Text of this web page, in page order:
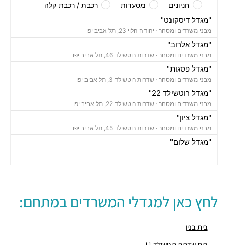
"מגדל דיסקונט"
מבני משרדים ומסחר · יהודה הלוי 23, תל אביב יפו
"מגדל אלרוב"
מבני משרדים ומסחר · שדרות רוטשילד 46, תל אביב יפו
"מגדל פסגות"
מבני משרדים ומסחר · שדרות רוטשילד 3, תל אביב יפו
"מגדל רוטשילד 22"
מבני משרדים ומסחר · שדרות רוטשילד 22, תל אביב יפו
"מגדל ציון"
מבני משרדים ומסחר · שדרות רוטשילד 45, תל אביב יפו
"מגדל שלום"
חניונים ·שדרות רוטשילד 3, תל אביב יפו
חניונים ·אחד העם 14, תל אביב יפו
חניונים
מסעדות רכבת / רכבת קלה
לחץ כאן למגדלי המשרדים במתחם:
בית בנין